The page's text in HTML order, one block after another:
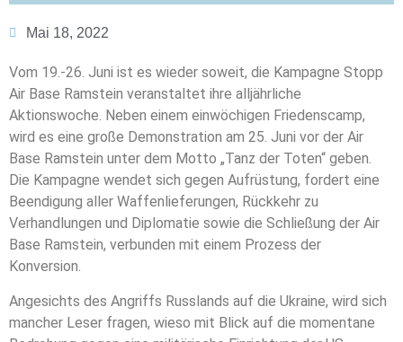
Mai 18, 2022
Vom 19.-26. Juni ist es wieder soweit, die Kampagne Stopp
Air Base Ramstein veranstaltet ihre alljährliche
Aktionswoche. Neben einem einwöchigen Friedenscamp,
wird es eine große Demonstration am 25. Juni vor der Air
Base Ramstein unter dem Motto „Tanz der Toten“ geben.
Die Kampagne wendet sich gegen Aufrüstung, fordert eine
Beendigung aller Waffenlieferungen, Rückkehr zu
Verhandlungen und Diplomatie sowie die Schließung der Air
Base Ramstein, verbunden mit einem Prozess der
Konversion.
Angesichts des Angriffs Russlands auf die Ukraine, wird sich
mancher Leser fragen, wieso mit Blick auf die momentane